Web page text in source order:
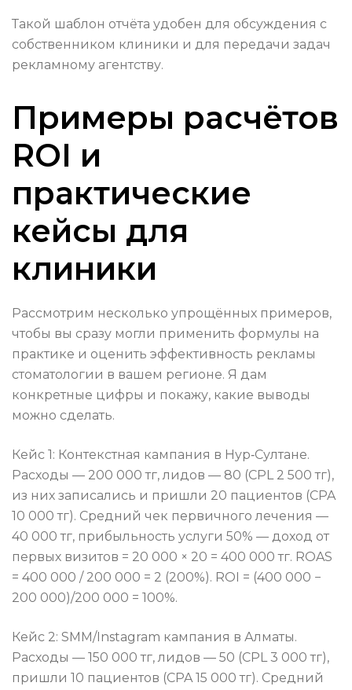
Такой шаблон отчёта удобен для обсуждения с
собственником клиники и для передачи задач
рекламному агентству.
Примеры расчётов
ROI и
практические
кейсы для
клиники
Рассмотрим несколько упрощённых примеров,
чтобы вы сразу могли применить формулы на
практике и оценить эффективность рекламы
стоматологии в вашем регионе. Я дам
конкретные цифры и покажу, какие выводы
можно сделать.
Кейс 1: Контекстная кампания в Нур‑Султане.
Расходы — 200 000 тг, лидов — 80 (CPL 2 500 тг),
из них записались и пришли 20 пациентов (CPA
10 000 тг). Средний чек первичного лечения —
40 000 тг, прибыльность услуги 50% — доход от
первых визитов = 20 000 × 20 = 400 000 тг. ROAS
= 400 000 / 200 000 = 2 (200%). ROI = (400 000 −
200 000)/200 000 = 100%.
Кейс 2: SMM/Instagram кампания в Алматы.
Расходы — 150 000 тг, лидов — 50 (CPL 3 000 тг),
пришли 10 пациентов (CPA 15 000 тг). Средний